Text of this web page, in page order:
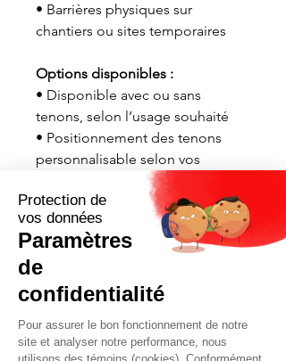
• Barrières physiques sur
chantiers ou sites temporaires
Options disponibles :
• Disponible avec ou sans
tenons, selon l’usage souhaité
• Positionnement des tenons
personnalisable selon vos
besoins d’assemblage ou
d’empilage
• Location court ou long terme
• Vente à l’unité ou en lot
• Livraison et installation
disponibles partout au Québec
Contactez-nous maintenant pour
une soumission rapide adaptée à